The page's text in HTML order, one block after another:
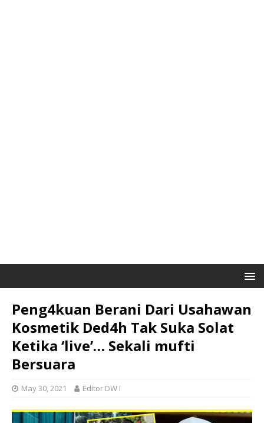
Peng4kuan Berani Dari Usahawan
Kosmetik Ded4h Tak Suka Solat
Ketika ‘live’… Sekali mufti
Bersuara
May 30, 2021 Editor DW I